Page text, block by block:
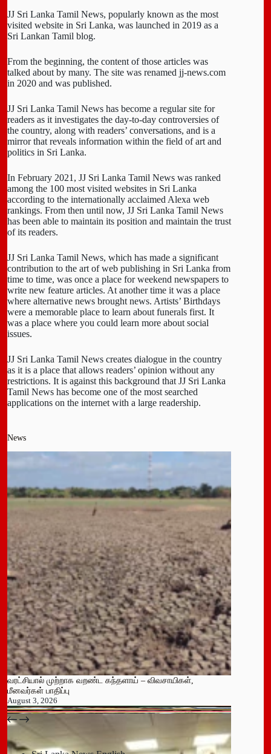
JJ Sri Lanka Tamil News, popularly known as the most
visited website in Sri Lanka, was launched in 2019 as a
Sri Lankan Tamil blog.
From the beginning, the content of those articles was
talked about by many. The site was renamed jj-news.com
in 2020 and was published.
JJ Sri Lanka Tamil News has become a regular site for
readers as it investigates the day-to-day controversies of
the country, along with readers’ conversations, and is a
mirror that reveals information within the field of art and
politics in Sri Lanka.
In February 2021, JJ Sri Lanka Tamil News was ranked
among the 100 most visited websites in Sri Lanka
according to the internationally acclaimed Alexa web
rankings. From then until now, JJ Sri Lanka Tamil News
has been able to maintain its position and maintain the trust
of its readers.
JJ Sri Lanka Tamil News, which has made a significant
contribution to the art of web publishing in Sri Lanka from
time to time, was once a place for weekend newspapers to
write new feature articles. At another time it was a place
where alternative news brought news. Artists’ Birthdays
were a memorable place to learn about funerals first. It
was a place where you could learn more about social
issues.
JJ Sri Lanka Tamil News creates dialogue in the country
as it is a place that allows readers’ opinion without any
restrictions. It is against this background that JJ Sri Lanka
Tamil News has become one of the most searched
applications on the internet with a large readership.
News
வரட்சியால் முற்றாக வறண்ட கந்தளாய் – விவசாயிகள்,
மீனவர்கள் பாதிப்பு
August 3, 2026
பதுளை மாநகர சபையின் NPP உறுப்பினர் திடீர் ராஜினாமா!
July 14, 2026